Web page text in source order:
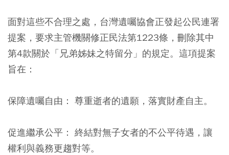
面對這些不合理之處，台灣遺囑協會正發起公民連署
提案，要求主管機關修正民法第1223條，刪除其中
第4款關於「兄弟姊妹之特留分」的規定。這項提案
旨在：
保障遺囑自由： 尊重逝者的遺願，落實財產自主。
促進繼承公平： 終結對無子女者的不公平待遇，讓
權利與義務更趨對等。